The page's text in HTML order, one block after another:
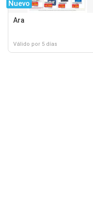
Nuevo
Ara
Válido por 5 días